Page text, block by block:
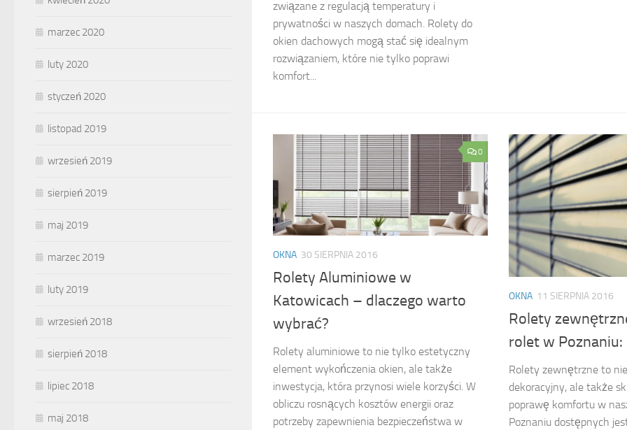
związane z regulacją temperatury i
prywatności w naszych domach. Rolety do
okien dachowych mogą stać się idealnym
rozwiązaniem, które nie tylko poprawi
komfort...
0
OKNA 30 SIERPNIA 2016
Rolety Aluminiowe w
Katowicach – dlaczego warto
wybrać?
Rolety aluminiowe to nie tylko estetyczny
element wykończenia okien, ale także
inwestycja, która przynosi wiele korzyści. W
obliczu rosnących kosztów energii oraz
potrzeby zapewnienia bezpieczeństwa w
OKNA 11 SIERPNIA 2016
Rolety
rolet w Poznaniu:
Rolety zewnętrzne to
dekoracyjny, ale także
poprawę komfortu w
Poznaniu dostępnych
marzec 2020
luty 2020
styczeń 2020
listopad 2019
wrzesień 2019
sierpień 2019
maj 2019
marzec 2019
luty 2019
wrzesień 2018
sierpień 2018
lipiec 2018
maj 2018